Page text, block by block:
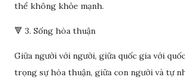
thể không khỏe mạnh.
🔻 3. Sống hòa thuận
Giữa người với người, giữa quốc gia với
trọng sự hòa thuận, giữa con người và tự